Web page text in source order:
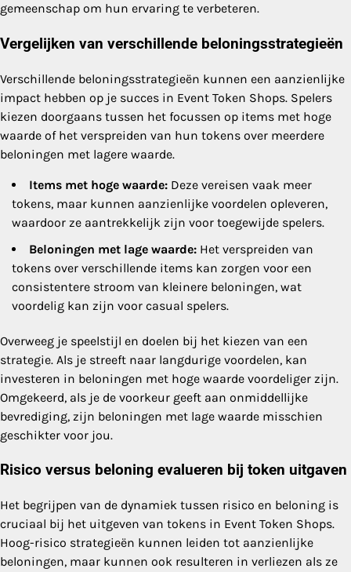
gemeenschap om hun ervaring te verbeteren.
Vergelijken van verschillende beloningsstrategieën
Verschillende beloningsstrategieën kunnen een aanzienlijke
impact hebben op je succes in Event Token Shops. Spelers
kiezen doorgaans tussen het focussen op items met hoge
waarde of het verspreiden van hun tokens over meerdere
beloningen met lagere waarde.
Items met hoge waarde: Deze vereisen vaak meer
tokens, maar kunnen aanzienlijke voordelen opleveren,
waardoor ze aantrekkelijk zijn voor toegewijde spelers.
Beloningen met lage waarde: Het verspreiden van
tokens over verschillende items kan zorgen voor een
consistentere stroom van kleinere beloningen, wat
voordelig kan zijn voor casual spelers.
Overweeg je speelstijl en doelen bij het kiezen van een
strategie. Als je streeft naar langdurige voordelen, kan
investeren in beloningen met hoge waarde voordeliger zijn.
Omgekeerd, als je de voorkeur geeft aan onmiddellijke
bevrediging, zijn beloningen met lage waarde misschien
geschikter voor jou.
Risico versus beloning evalueren bij token uitgaven
Het begrijpen van de dynamiek tussen risico en beloning is
cruciaal bij het uitgeven van tokens in Event Token Shops.
Hoog-risico strategieën kunnen leiden tot aanzienlijke
beloningen, maar kunnen ook resulteren in verliezen als ze